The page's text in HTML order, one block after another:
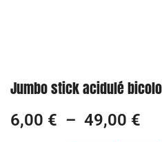
Jumbo stick acidulé
6,00 € – 49,00 €